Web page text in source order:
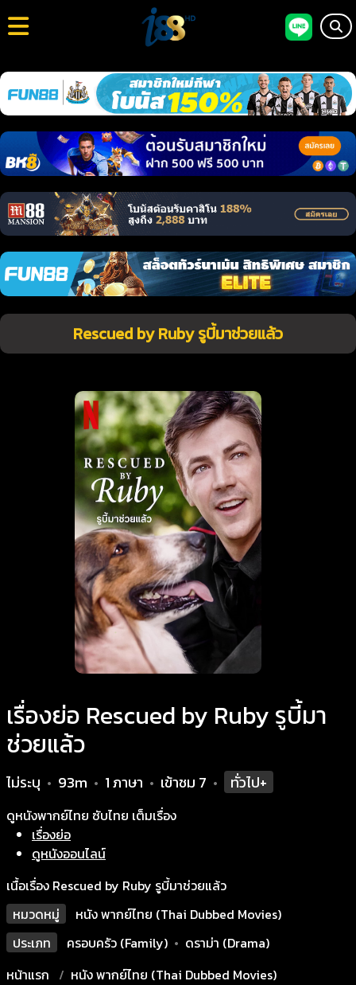
Rescued by Ruby รูบี้มาช่วยแล้ว
เรื่องย่อ Rescued by Ruby รูบี้มา
ช่วยแล้ว
ไม่ระบุ • 93m • 1 ภาษา • เข้าชม 7 • ทั่วไป+
ดูหนังพากย์ไทย ซับไทย เต็มเรื่อง
เรื่องย่อ
ดูหนังออนไลน์
เนื้อเรื่อง Rescued by Ruby รูบี้มาช่วยแล้ว
หมวดหมู่
หนัง พากย์ไทย (Thai Dubbed Movies)
ประเภท
ครอบครัว (Family) • ดราม่า (Drama)
หน้าแรก
หนัง พากย์ไทย (Thai Dubbed Movies)